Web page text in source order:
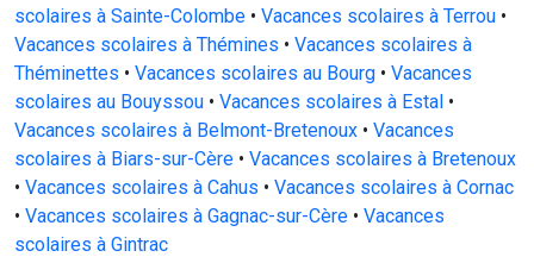
scolaires à Sainte-Colombe • Vacances scolaires à Terrou •
Vacances scolaires à Thémines • Vacances scolaires à
Théminettes • Vacances scolaires au Bourg • Vacances
scolaires au Bouyssou • Vacances scolaires à Estal •
Vacances scolaires à Belmont-Bretenoux • Vacances
scolaires à Biars-sur-Cère • Vacances scolaires à Bretenoux
• Vacances scolaires à Cahus • Vacances scolaires à Cornac
• Vacances scolaires à Gagnac-sur-Cère • Vacances
scolaires à Gintrac